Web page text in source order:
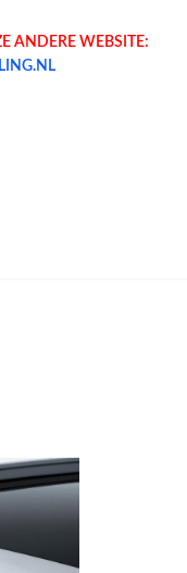
ANDERE WEBSITE: